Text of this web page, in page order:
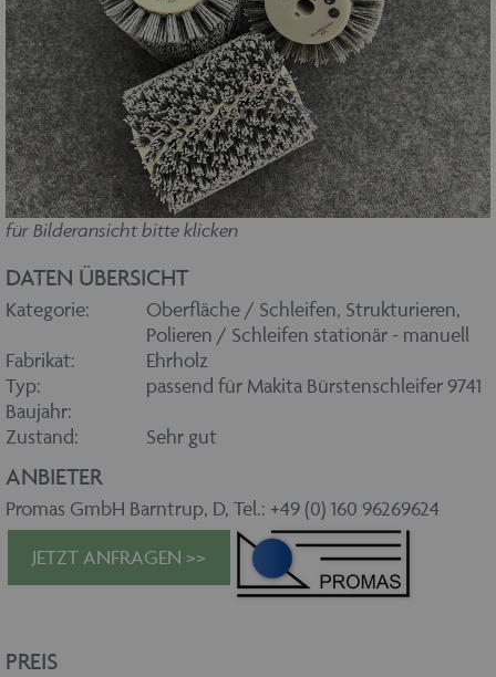
für Bilderansicht bitte klicken
DATEN ÜBERSICHT
Kategorie:
Oberfläche / Schleifen, Strukturieren,
Polieren / Schleifen stationär - manuell
Fabrikat:
Ehrholz
Typ:
passend für Makita Bürstenschleifer 9741
Baujahr:
Zustand:
Sehr gut
ANBIETER
Promas GmbH Barntrup, D, Tel.: +49 (0) 160 96269624
JETZT ANFRAGEN >>
PREIS